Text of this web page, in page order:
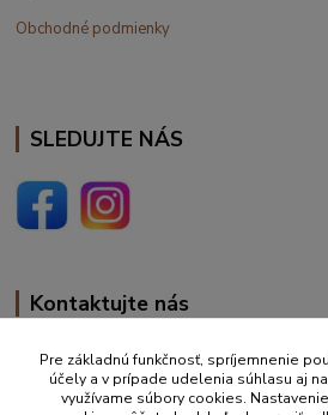
Obchodné podmienky
SLEDUJTE NÁS
Kontaktujte nás
+420 777 610 855
info@vakynaspanie.sk
Pre základnú funkčnosť, spríjemnenie
účely a v prípade udelenia súhlasu aj
využívame súbory cookies.